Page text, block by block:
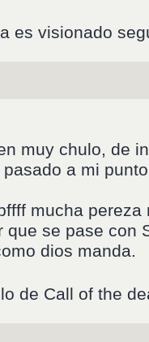
es visionado
muy chulo, de
a mi
mucha
que se pase con
dios manda.
de Call of the